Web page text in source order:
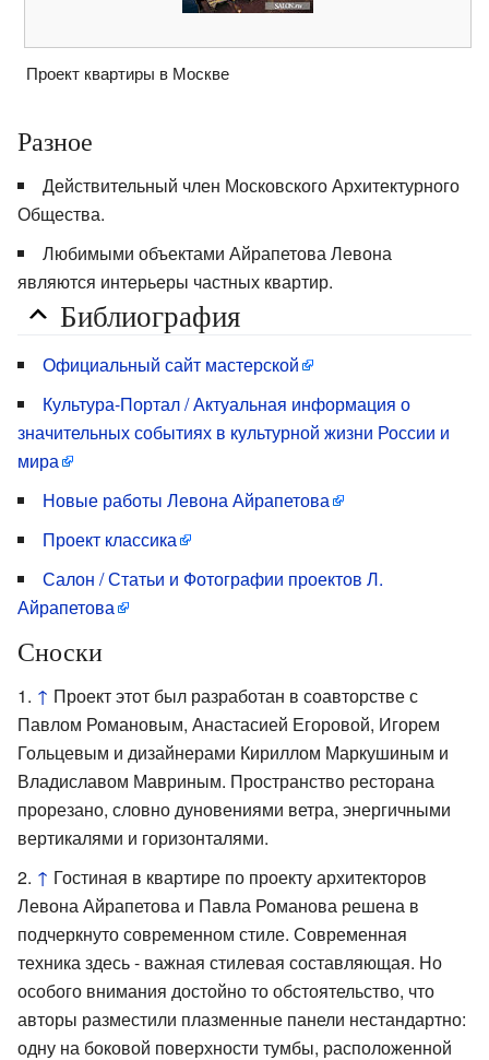
Проект квартиры в Москве
Разное
Действительный член Московского Архитектурного
Общества.
Любимыми объектами Айрапетова Левона
являются интерьеры частных квартир.
Библиография
Официальный сайт мастерской
Культура-Портал / Актуальная информация о
значительных событиях в культурной жизни России и
мира
Новые работы Левона Айрапетова
Проект классика
Салон / Статьи и Фотографии проектов Л.
Айрапетова
Сноски
↑ Проект этот был разработан в соавторстве с
Павлом Романовым, Анастасией Егоровой, Игорем
Гольцевым и дизайнерами Кириллом Маркушиным и
Владиславом Мавриным. Пространство ресторана
прорезано, словно дуновениями ветра, энергичными
вертикалями и горизонталями.
↑ Гостиная в квартире по проекту архитекторов
Левона Айрапетова и Павла Романова решена в
подчеркнуто современном стиле. Современная
техника здесь - важная стилевая составляющая. Но
особого внимания достойно то обстоятельство, что
авторы разместили плазменные панели нестандартно:
одну на боковой поверхности тумбы, расположенной